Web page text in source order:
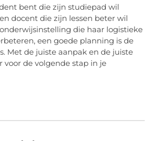
bent die zijn studiepad wil
docent die zijn lessen beter wil
die haar logistieke
een goede planning is de
Met de juiste aanpak en de juiste
voor de volgende stap in je